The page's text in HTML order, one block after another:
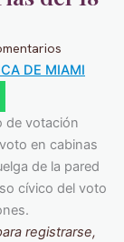
DE MIAMI
registrarse,